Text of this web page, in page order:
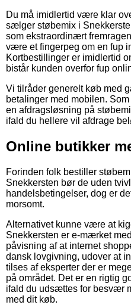
Du må imidlertid være klar
sælger støbemix i
som ekstraordinært
være et fingerpeg om en fup
Kortbestillinger er imidlertid
bistår kunden overfor fup
Vi tilråder generelt køb med
betalinger med mobilen.
en afdragsløsning på
ifald du hellere vil afdrage
Online butikker
Forinden folk bestiller
Snekkersten bør de uden
handelsbetingelser, dog er
morsomt.
Alternativet kunne være at
Snekkersten er e-mærket
påvisning af at internet
dansk lovgivning, udover at
tilses af eksperter der er
på området. Det er en rigtig
ifald du udsættes for besvær
med dit køb.